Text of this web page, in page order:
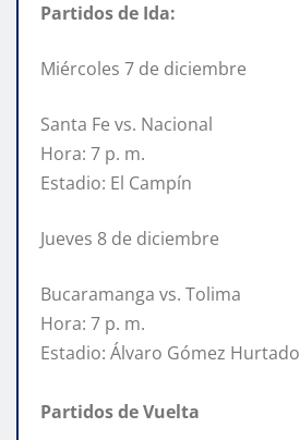
Partidos de Ida:
Miércoles 7 de diciembre
Santa Fe vs. Nacional
Hora: 7 p. m.
Estadio: El Campín
Jueves 8 de diciembre
Bucaramanga vs. Tolima
Hora: 7 p. m.
Estadio: Álvaro Gómez Hurtado
Partidos de Vuelta